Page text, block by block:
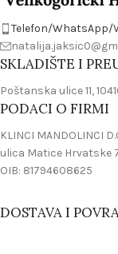
Telefon/WhatsApp/
SKLADIŠTE I
Poštanska ulice 11,
PODACI O FIRMI
KLINCI MANDOLINCI
ulica Matice Hrvatske
OIB: 81794608625
DOSTAVA I